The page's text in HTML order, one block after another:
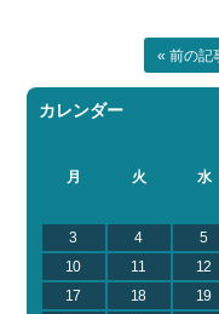
« 前の記
カレンダー
月
火 水
3
4 5
10
11 12
17
18 19